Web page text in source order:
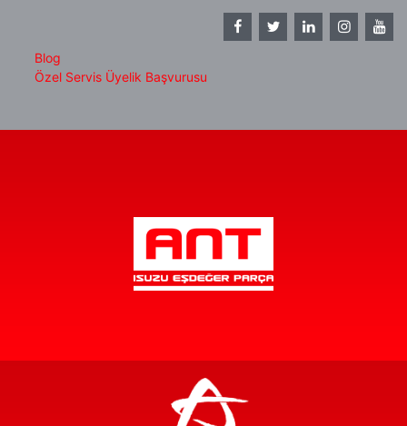
Blog
Özel Servis Üyelik Başvurusu